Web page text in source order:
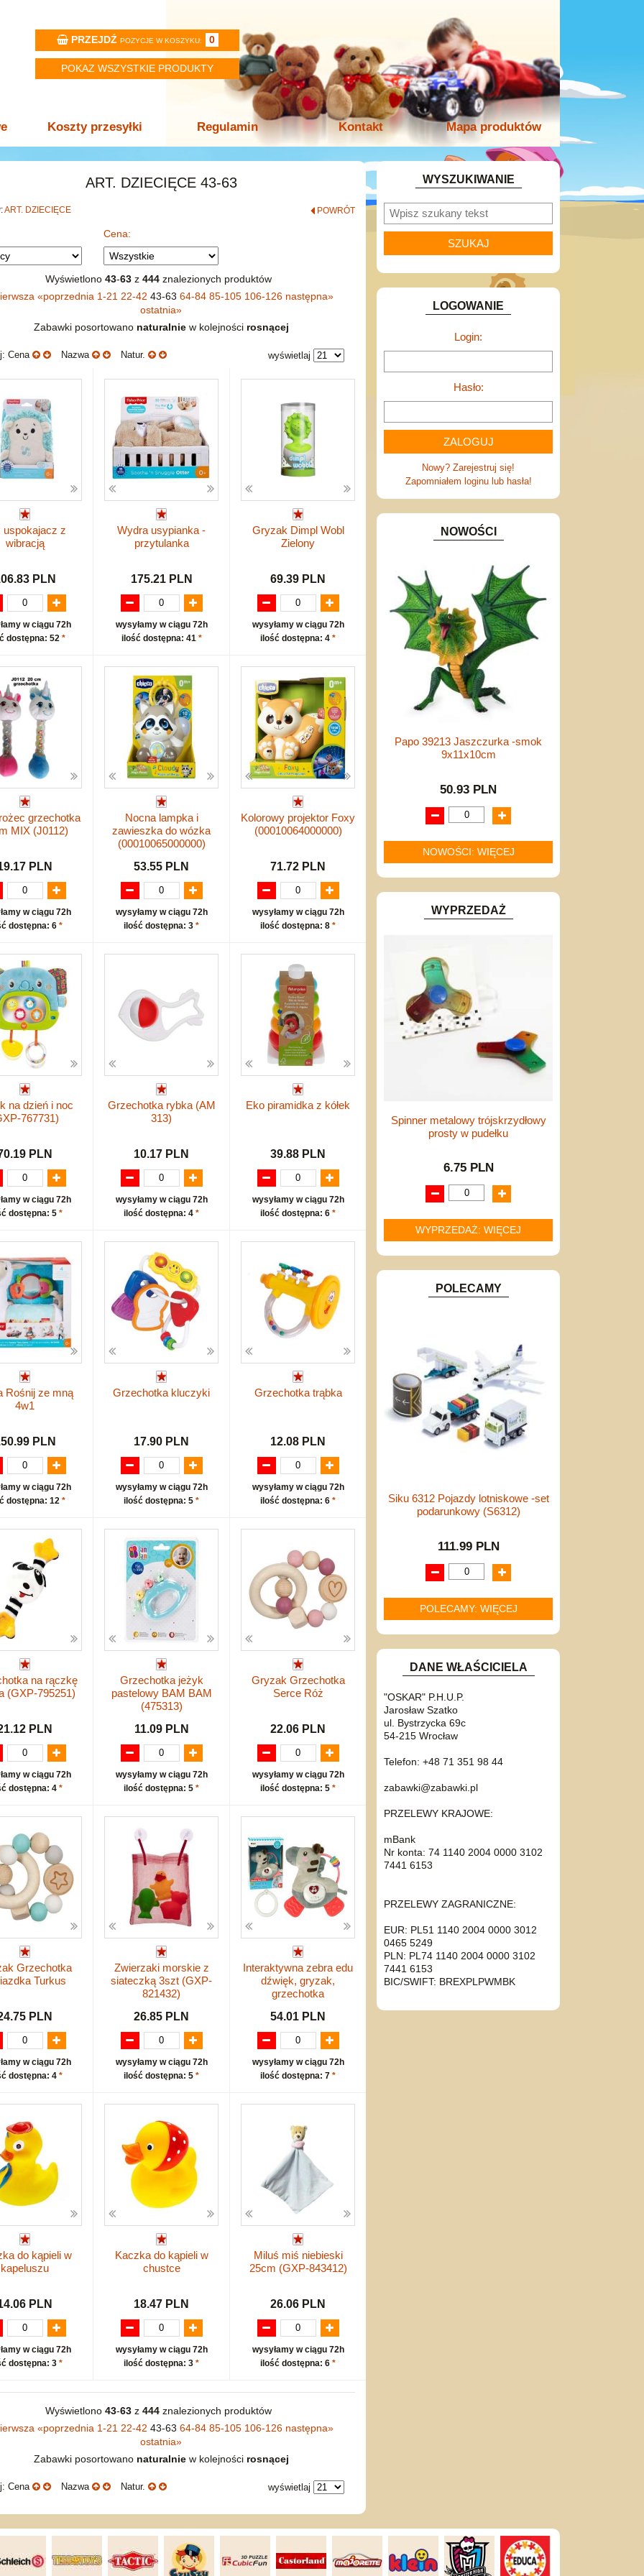
PRZEJDŹ POZYCJE W KOSZYKU: 0
POKAZ WSZYSTKIE PRODUKTY
Koszty przesyłki Regulamin Kontakt Mapa produktów
ART. DZIECIĘCE 43-63
ART. DZIECIĘCE POWRÓT
Cena:
Wyświetlono 43-63z 444znalezionych produktów
«poprzednia 1-21 22-42 43-63 64-84 85-105 106-126 następna»
ostatnia»
Zabawki posortowano naturalniew kolejności rosnącej
Cena Nazwa Natur. wyświetlaj
uspokajacz z
wibracją
PLN
w ciągu 72h
dostępna: 52 *
Wydra usypianka -
przytulanka
175.21 PLN
wysyłamy w ciągu 72h
ilość dostępna: 41 *
Gryzak Dimpl Wobl
Zielony
69.39 PLN
wysyłamy w ciągu 72h
ilość dostępna: 4 *
grzechotka
MIX (J0112)
PLN
w ciągu 72h
dostępna: 6 *
Nocna lampka i
zawieszka do wózka
(00010065000000)
53.55 PLN
wysyłamy w ciągu 72h
ilość dostępna: 3 *
Kolorowy projektor Foxy
(00010064000000)
71.72 PLN
wysyłamy w ciągu 72h
ilość dostępna: 8 *
na dzień i noc
767731)
PLN
w ciągu 72h
dostępna: 5 *
Grzechotka rybka (AM
313)
10.17 PLN
wysyłamy w ciągu 72h
ilość dostępna: 4 *
Eko piramidka z kółek
39.88 PLN
wysyłamy w ciągu 72h
ilość dostępna: 6 *
Rośnij ze mną
4w1
PLN
w ciągu 72h
dostępna: 12 *
Grzechotka kluczyki
17.90 PLN
wysyłamy w ciągu 72h
ilość dostępna: 5 *
Grzechotka trąbka
12.08 PLN
wysyłamy w ciągu 72h
ilość dostępna: 6 *
na rączkę
(GXP-795251)
PLN
w ciągu 72h
dostępna: 4 *
Grzechotka jeżyk
pastelowy BAM BAM
(475313)
11.09 PLN
wysyłamy w ciągu 72h
ilość dostępna: 5 *
Gryzak Grzechotka
Serce Róż
22.06 PLN
wysyłamy w ciągu 72h
ilość dostępna: 5 *
Grzechotka
Turkus
PLN
w ciągu 72h
dostępna: 4 *
Zwierzaki morskie z
siateczką 3szt (GXP-
821432)
26.85 PLN
wysyłamy w ciągu 72h
ilość dostępna: 5 *
Interaktywna zebra edu
dźwięk, gryzak,
grzechotka
54.01 PLN
wysyłamy w ciągu 72h
ilość dostępna: 7 *
do kąpieli w
kapeluszu
PLN
w ciągu 72h
dostępna: 3 *
Kaczka do kąpieli w
chustce
18.47 PLN
wysyłamy w ciągu 72h
ilość dostępna: 3 *
Miluś miś niebieski
25cm (GXP-843412)
26.06 PLN
wysyłamy w ciągu 72h
ilość dostępna: 6 *
Wyświetlono 43-63z 444znalezionych produktów
«poprzednia 1-21 22-42 43-63 64-84 85-105 106-126 następna»
ostatnia»
Zabawki posortowano naturalniew kolejności rosnącej
Cena Nazwa Natur. wyświetlaj
WYSZUKIWANIE
LOGOWANIE
Login:
Hasło:
Nowy? Zarejestruj się!
Zapomniałem loginu lub hasła!
NOWOŚCI
Papo 39213 Jaszczurka -smok
9x11x10cm
50.93 PLN
NOWOŚCI: WIĘCEJ
WYPRZEDAŻ
Spinner metalowy trójskrzydłowy
prosty w pudełku
6.75 PLN
WYPRZEDAŻ: WIĘCEJ
POLECAMY
Siku 6312 Pojazdy lotniskowe -set
podarunkowy (S6312)
111.99 PLN
POLECAMY: WIĘCEJ
DANE WŁAŚCICIELA
"OSKAR" P.H.U.P.
Jarosław Szatko
ul. Bystrzycka 69c
54-215 Wrocław
Telefon: +48 71 351 98 44
zabawki@zabawki.pl
PRZELEWY KRAJOWE:
mBank
Nr konta: 74 1140 2004 0000 3102
7441 6153
PRZELEWY ZAGRANICZNE:
EUR: PL51 1140 2004 0000 3012
0465 5249
PLN: PL74 1140 2004 0000 3102
7441 6153
BIC/SWIFT: BREXPLPWMBK